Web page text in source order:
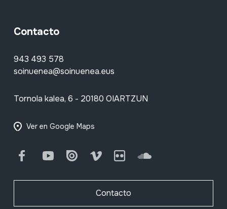
Contacto
943 493 578
soinuenea@soinuenea.eus
Tornola kalea, 6 - 20180 OIARTZUN
Ver en Google Maps
FacebookYoutube Issuu Vimeo Flickr SoundCloud
Contacto